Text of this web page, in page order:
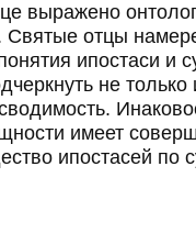
выражено
Святые отцы
ипостаси и
не
имеет
ипостасей по